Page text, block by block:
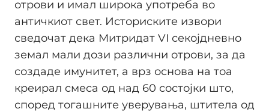
отрови и имал широка употреба во
античкиот свет. Историските извори
сведочат дека Митридат VI секојдневно
земал мали дози различни отрови, за да
создаде имунитет, а врз основа на тоа
креирал смеса од над 60 состојки што,
според тогашните уверувања, штитела од